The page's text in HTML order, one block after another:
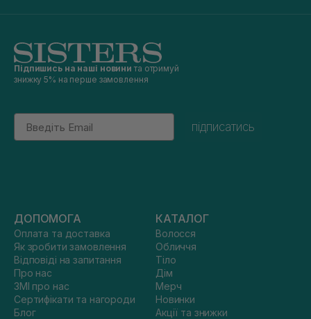
Підпишись на наші новини та отримуй
знижку 5% на перше замовлення
Email
підписатись
ДОПОМОГА
Оплата та доставка
Як зробити замовлення
Відповіді на запитання
Про нас
ЗМІ про нас
Сертифікати та нагороди
Блог
КАТАЛОГ
Волосся
Обличчя
Тіло
Дім
Мерч
Новинки
Акції та знижки